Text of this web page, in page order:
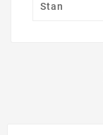
Stan